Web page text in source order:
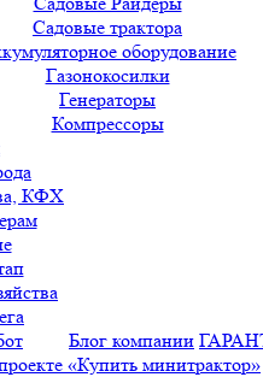
Садовые трактора
оборудование
Газонокосилки
Генераторы
Компрессоры
КФХ
Блог компании
«Купить минитрактор»